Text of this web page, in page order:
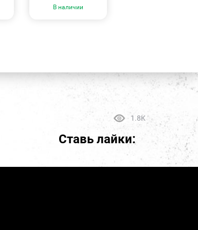
В наличии
1.8K
Ставь лайки: